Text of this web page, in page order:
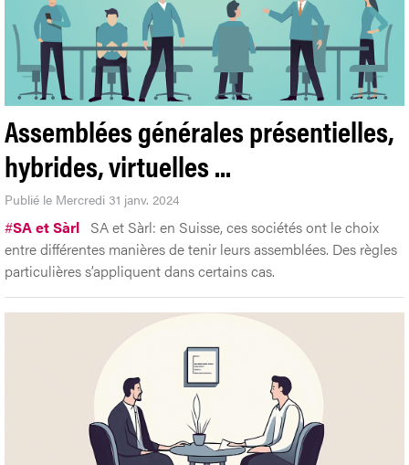
Assemblées générales présentielles,
hybrides, virtuelles ...
Publié le Mercredi 31 janv. 2024
#SA et Sàrl SA et Sàrl: en Suisse, ces sociétés ont le choix
entre différentes manières de tenir leurs assemblées. Des règles
particulières s’appliquent dans certains cas.